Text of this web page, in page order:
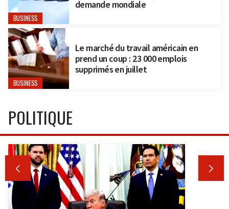
BUSINESS
demande mondiale
BUSINESS
Le marché du travail américain en
prend un coup : 23 000 emplois
supprimés en juillet
POLITIQUE
 